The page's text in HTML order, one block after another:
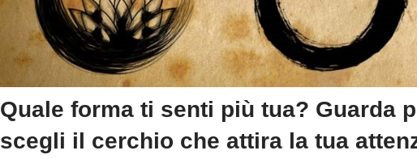
Quale forma ti senti più tua? Guarda
scegli il cerchio che attira la tua